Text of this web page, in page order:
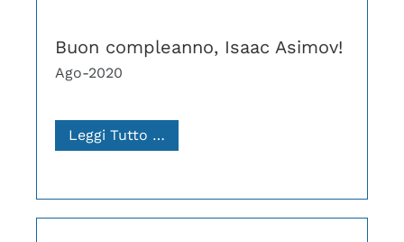
Buon compleanno, Isaac Asimov!
Ago-2020
Leggi Tutto …